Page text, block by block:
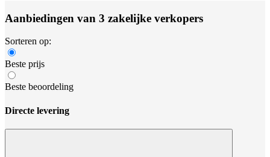
Aanbiedingen van 3 zakelijke verkopers
Sorteren op:
Beste prijs
Beste beoordeling
Directe levering